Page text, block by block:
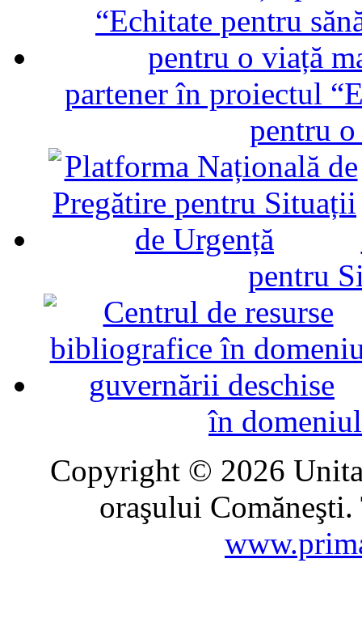
partener în proiectul
pentru
pentru
în
Copyright © 2026
oraşului